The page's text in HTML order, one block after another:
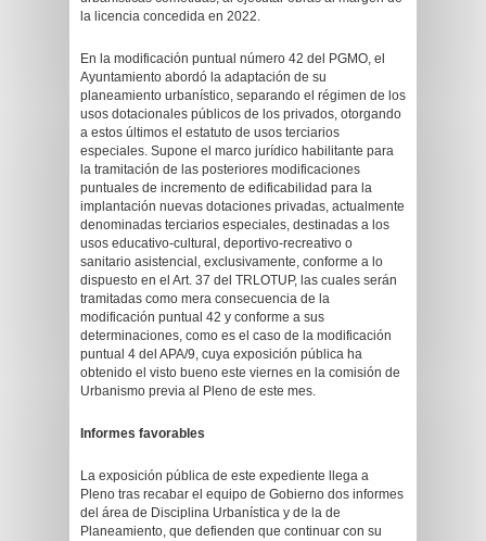
la licencia concedida en 2022.
En la modificación puntual número 42 del PGMO, el
Ayuntamiento abordó la adaptación de su
planeamiento urbanístico, separando el régimen de los
usos dotacionales públicos de los privados, otorgando
a estos últimos el estatuto de usos terciarios
especiales. Supone el marco jurídico habilitante para
la tramitación de las posteriores modificaciones
puntuales de incremento de edificabilidad para la
implantación nuevas dotaciones privadas, actualmente
denominadas terciarios especiales, destinadas a los
usos educativo-cultural, deportivo-recreativo o
sanitario asistencial, exclusivamente, conforme a lo
dispuesto en el Art. 37 del TRLOTUP, las cuales serán
tramitadas como mera consecuencia de la
modificación puntual 42 y conforme a sus
determinaciones, como es el caso de la modificación
puntual 4 del APA/9, cuya exposición pública ha
obtenido el visto bueno este viernes en la comisión de
Urbanismo previa al Pleno de este mes.
Informes favorables
La exposición pública de este expediente llega a
Pleno tras recabar el equipo de Gobierno dos informes
del área de Disciplina Urbanística y de la de
Planeamiento, que defienden que continuar con su